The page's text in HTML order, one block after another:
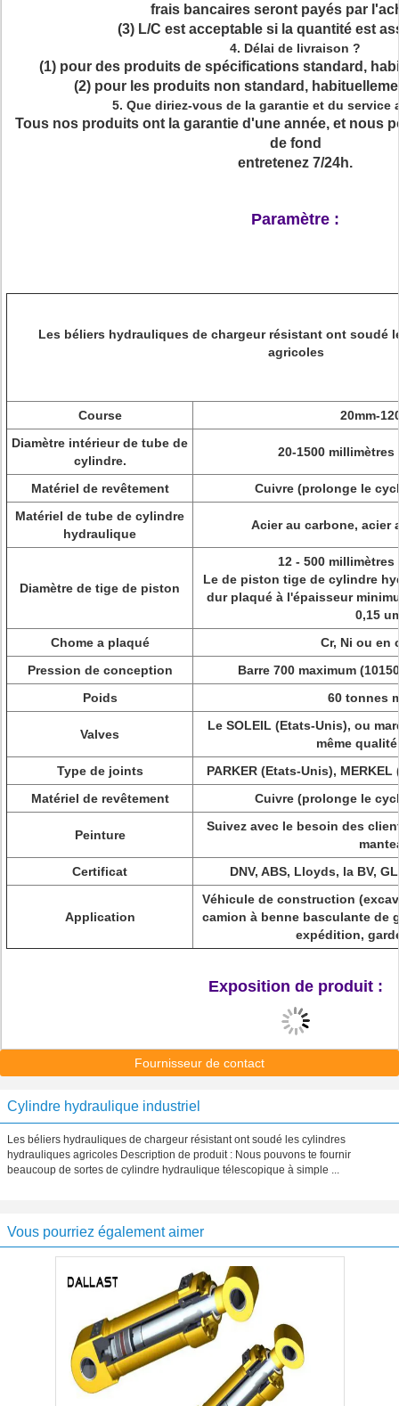
frais bancaires seront payés par
(3) L/C est acceptable si la quantité est
4. Délai de livraison ?
(1) pour des produits de spécifications standard,
(2) pour les produits non standard,
5. Que diriez-vous de la garantie et du service
Tous nos produits ont la garantie d'une année, et nous
de fond
entretenez 7/24h.
Paramètre :
Les béliers hydrauliques de chargeur résistant ont soudé
agricoles
Course
20mm-
Diamètre intérieur de tube de
cylindre.
20-1500
Matériel de revêtement
Cuivre (prolonge le
Matériel de tube de cylindre
hydraulique
Acier au carbone, acier
Diamètre de tige de piston
12 - 500
Le de piston tige de cylindre
dur plaqué à l'épaisseur
0,15
Chome a plaqué
Cr, Ni ou en
Pression de conception
Barre 700 maximum
Poids
60 tonnes
Valves
Le SOLEIL (Etats-Unis), ou
même qualité
Type de joints
PARKER (Etats-Unis),
Matériel de revêtement
Cuivre (prolonge le
Peinture
Suivez avec le besoin des
Certificat
DNV, ABS, Lloyds, la BV,
Application
Véhicule de construction (
camion à benne basculante de
expédition,
Exposition de produit :
Fournisseur de contact
Cylindre hydraulique industriel
Les béliers hydrauliques de chargeur résistant ont soudé les cylindres
hydrauliques agricoles Description de produit : Nous pouvons te fournir
beaucoup de sortes de cylindre hydraulique télescopique à simple ...
Vous pourriez également aimer